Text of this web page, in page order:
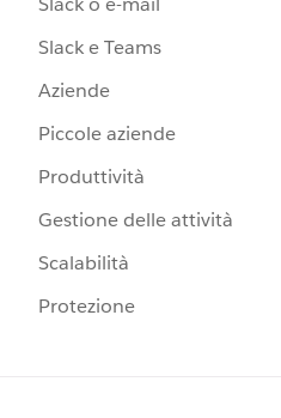
Slack e Teams
Aziende
Piccole aziende
Produttività
Gestione delle attività
Scalabilità
Protezione